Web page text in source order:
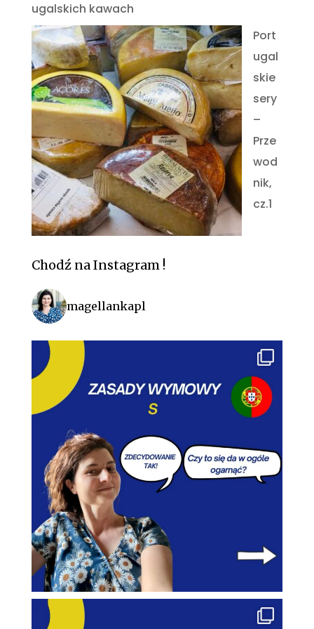
ugalskich kawach
Port
ugal
skie
sery
–
Prze
wod
nik,
cz.1
Chodź na Instagram !
magellankapl